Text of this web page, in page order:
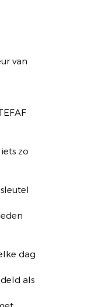
van
zo
dag
als